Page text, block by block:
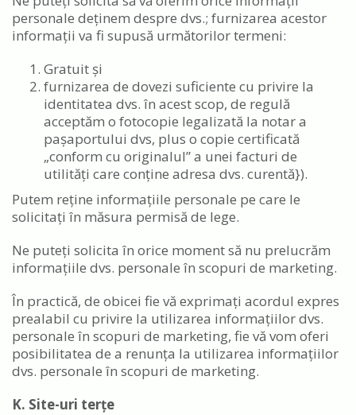
personale deținem despre dvs.; furnizarea acestor
informații va fi supusă următorilor termeni:
Gratuit și
furnizarea de dovezi suficiente cu privire la
identitatea dvs. în acest scop, de regulă
acceptăm o fotocopie legalizată la notar a
pașaportului dvs, plus o copie certificată
„conform cu originalul” a unei facturi de
utilități care conține adresa dvs. curentă}).
Putem reține informațiile personale pe care le
solicitați în măsura permisă de lege.
Ne puteți solicita în orice moment să nu prelucrăm
informațiile dvs. personale în scopuri de marketing.
În practică, de obicei fie vă exprimați acordul expres
prealabil cu privire la utilizarea informațiilor dvs.
personale în scopuri de marketing, fie vă vom oferi
posibilitatea de a renunța la utilizarea informațiilor
dvs. personale în scopuri de marketing.
K. Site-uri terțe